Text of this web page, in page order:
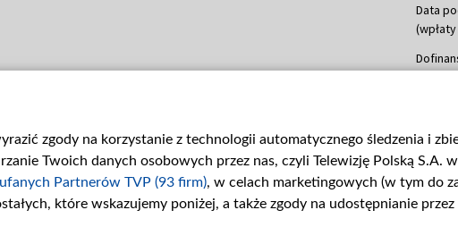
Data
Data
mln,
zgody na korzystanie z technologii automatycznego śledzenia i
Twoich danych osobowych przez nas, czyli Telewizję Polską S.A.
Partnerów TVP (93 firm), w celach marketingowych (w tym do
które wskazujemy poniżej, a także zgody na udostępnianie